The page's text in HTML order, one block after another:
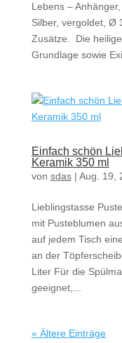
Lebens –
Silber, vergoldet, Ø
Zusätze. Die
Grundlage sowie
Einfach schön
Keramik 350 ml
von sdas| Aug. 19,
Lieblingstasse
mit Pusteblumen
auf jedem Tisch
an der
Liter Für die
geeignet,...
« Ältere Einträge